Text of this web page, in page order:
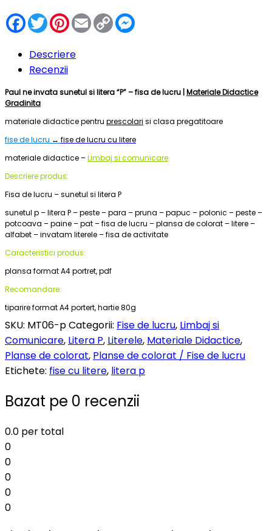
Facebook
TwitterPinterest
EmailCopy
Link
Descriere
Recenzii
Paul ne invata sunetul si litera “P” – fisa de lucru | Materiale Didactice
Gradinita
materiale didactice pentru prescolari si clasa pregatitoare
fise de lucru ↔ fise de lucru cu litere
materiale didactice –Limbaj si comunicare
Descriere produs:
Fisa de lucru – sunetul si litera P
sunetul p – litera P – peste – para – pruna – papuc – polonic – peste –
potcoava – paine – pat – fisa de lucru – plansa de colorat – litere –
alfabet – invatam literele – fisa de activitate
Caracteristici produs:
plansa format A4 portret, pdf
Recomandare:
tiparire format A4 portert, hartie 80g
SKU: MT06-pCategorii: Fise de lucru, Limbaj si
Comunicare, Litera P, Literele, Materiale Didactice,
Planse de colorat, Planse de colorat / Fise de lucru
Etichete: fise cu litere, litera p
Bazat pe 0 recenzii
0.0 per total
0
0
0
0
0